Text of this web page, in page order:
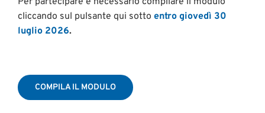
cliccando sul pulsante qui sotto entro giovedì 30
luglio 2026.
COMPILA IL MODULO